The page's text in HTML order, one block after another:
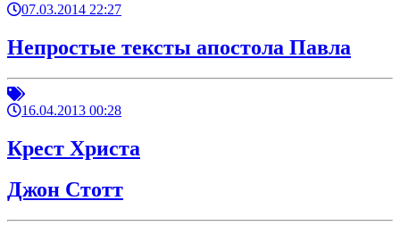
07.03.2014 22:27
Непростые тексты апостола Павла
16.04.2013 00:28
Крест Христа
Джон Стотт